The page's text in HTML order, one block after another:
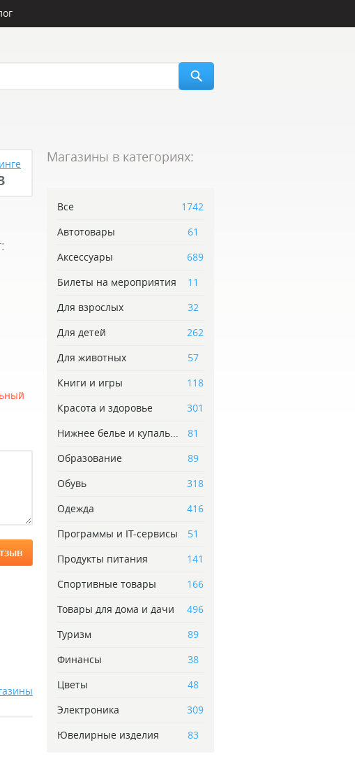
Магазины в категориях:
Все
1742
Автотовары
61
Аксессуары
689
Билеты на мероприятия
11
Для взрослых
32
Для детей
262
Для животных
57
Книги и игры
118
Красота и здоровье
301
Нижнее белье и купаль...
81
Образование
89
Обувь
318
Одежда
416
Программы и IT-сервисы
51
Продукты питания
141
Спортивные товары
166
Товары для дома и дачи
496
Туризм
89
Финансы
38
Цветы
48
Электроника
309
Ювелирные изделия
83